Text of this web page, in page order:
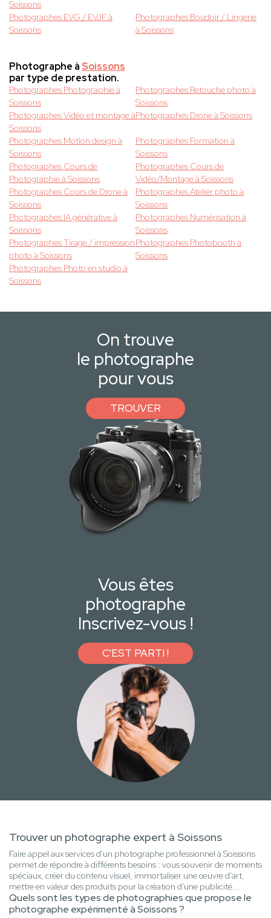
Soissons
Photographes EVG / EVJF à
Soissons
Photographes Boudoir / Lingerie
à Soissons
Photographe à Soissons
par type de prestation.
Photographes Photographie à
Soissons
Photographes Retouche photo à
Soissons
Photographes Vidéo et montage à
Soissons
Photographes Drone à Soissons
Photographes Motion design à
Soissons
Photographes Formation à
Soissons
Photographes Cours de
Photographie à Soissons
Photographes Cours de
Vidéo/Montage à Soissons
Photographes Cours de Drone à
Soissons
Photographes Atelier photo à
Soissons
Photographes IA générative à
Soissons
Photographes Numérisation à
Soissons
Photographes Tirage / impression
photo à Soissons
Photographes Photobooth à
Soissons
Photographes Photo en studio à
Soissons
On trouve
le photographe
pour vous
TROUVER
Vous êtes
photographe
Inscrivez-vous !
C'EST PARTI !
Trouver un photographe expert à Soissons
Faire appel aux services d'un photographe professionnel à Soissons
permet de répondre à différents besoins : vous souvenir de moments
spéciaux, créer du contenu visuel, immortaliser une œuvre d'art,
mettre en valeur des produits pour la création d'une publicité...
Quels sont les types de photographies que propose le
photographe expérimenté à Soissons ?